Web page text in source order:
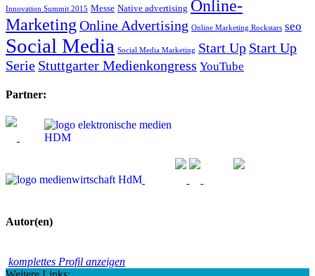
Innovation Summit 2015 Messe Native advertising Online-
Marketing Online Advertising Online Marketing Rockstars seo
Social Media Social Media Marketing Start Up Start Up
Serie Stuttgarter Medienkongress YouTube
Partner:
Autor(en)
komplettes Profil anzeigen